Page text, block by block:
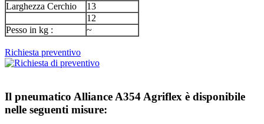
Larghezza Cerchio
13
12
Pesso in kg :
~
Richiesta preventivo
Il pneumatico Alliance A354 Agriflex è disponibile
nelle seguenti misure: